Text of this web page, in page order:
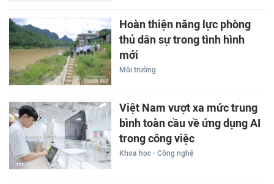
Hoàn thiện năng lực phòng
thủ dân sự trong tình hình
mới
Môi trường
Việt Nam vượt xa mức trung
bình toàn cầu về ứng dụng AI
trong công việc
Khoa học - Công nghệ